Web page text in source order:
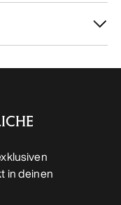
in deinen